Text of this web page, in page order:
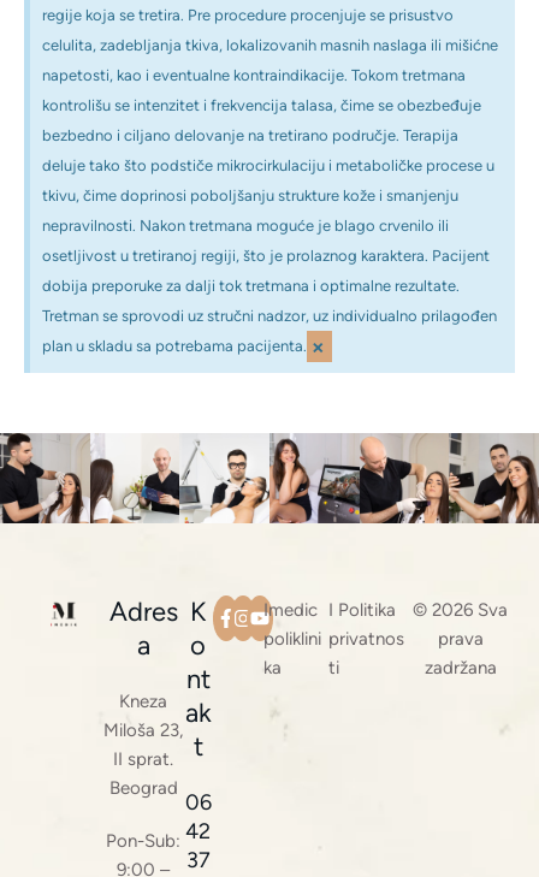
regije koja se tretira. Pre procedure procenjuje se prisustvo
celulita, zadebljanja tkiva, lokalizovanih masnih naslaga ili mišićne
napetosti, kao i eventualne kontraindikacije. Tokom tretmana
kontrolišu se intenzitet i frekvencija talasa, čime se obezbeđuje
bezbedno i ciljano delovanje na tretirano područje. Terapija
deluje tako što podstiče mikrocirkulaciju i metaboličke procese u
tkivu, čime doprinosi poboljšanju strukture kože i smanjenju
nepravilnosti. Nakon tretmana moguće je blago crvenilo ili
osetljivost u tretiranoj regiji, što je prolaznog karaktera. Pacijent
dobija preporuke za dalji tok tretmana i optimalne rezultate.
Tretman se sprovodi uz stručni nadzor, uz individualno prilagođen
plan u skladu sa potrebama pacijenta. ×
Adres
a
Kneza
Miloša 23,
II sprat.
Beograd
Pon-Sub:
9:00 –
K
o
nt
ak
t
06
42
37
Imedic
poliklini
ka
I Politika
privatnos
ti
© 2026 Sva
prava
zadržana